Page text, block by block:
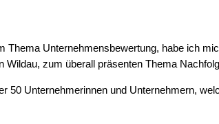
Thema Unternehmensbewertung, habe ich
zum überall präsenten Thema
50 Unternehmerinnen und Unternehmern,